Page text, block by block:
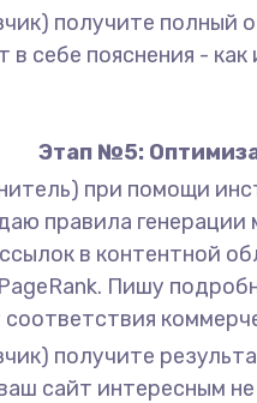
получите полный
в себе пояснения -
Этап №5:
при помощи
правила
в контентной
Пишу
соответствия
получите
сайт интересным